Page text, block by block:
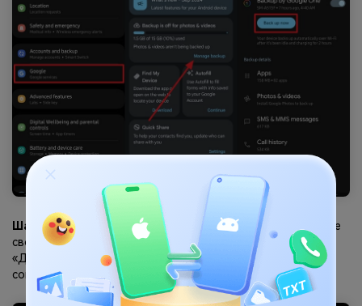
Шаг 2.При настройке нового устройства введите данные
своего аккаунта Google, прежде чем нажать кнопку
«Далее». На экране приветствия нажмите кнопку «Я
согласен», чтобы перейти на страницу восстановления.